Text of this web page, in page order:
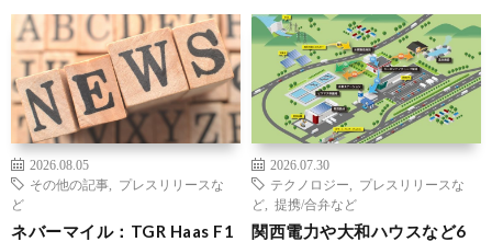
2026.08.05
その他の記事
プレスリリースな
ど
ネバーマイル：TGR Haas F1
2026.07.30
テクノロジー
プレスリリースな
ど
提携/合弁など
関西電力や大和ハウスなど6